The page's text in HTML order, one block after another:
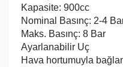
Kapasite: 900cc
Nominal Basınç: 2-4
Maks. Basınç: 8 Bar
Ayarlanabilir Uç
Hava hortumuyla